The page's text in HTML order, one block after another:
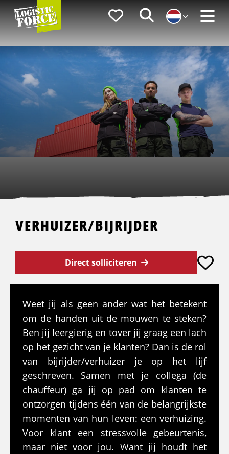
Logistic
Force
FavorietenZoeken
VERHUIZER/BIJRIJDER
Direct solliciteren
Weet jij als geen ander wat het betekent
om de handen uit de mouwen te steken?
Ben jij leergierig en tover jij graag een lach
op het gezicht van je klanten? Dan is de rol
van bijrijder/verhuizer je op het lijf
geschreven. Samen met je collega (de
chauffeur) ga jij op pad om klanten te
ontzorgen tijdens één van de belangrijkste
momenten van hun leven: een verhuizing.
Voor klant een stressvolle gebeurtenis,
maar niet voor jou. Want jij houdt het